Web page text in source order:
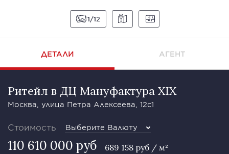
1 12
ДЕТАЛИ АГЕНТ
Ритейл в ДЦ Мануфактура XIX
Москва, улица Петра Алексеева, 12с1
Стоимость Выберите Валюту
110 610 000 руб 689 158 руб / м²